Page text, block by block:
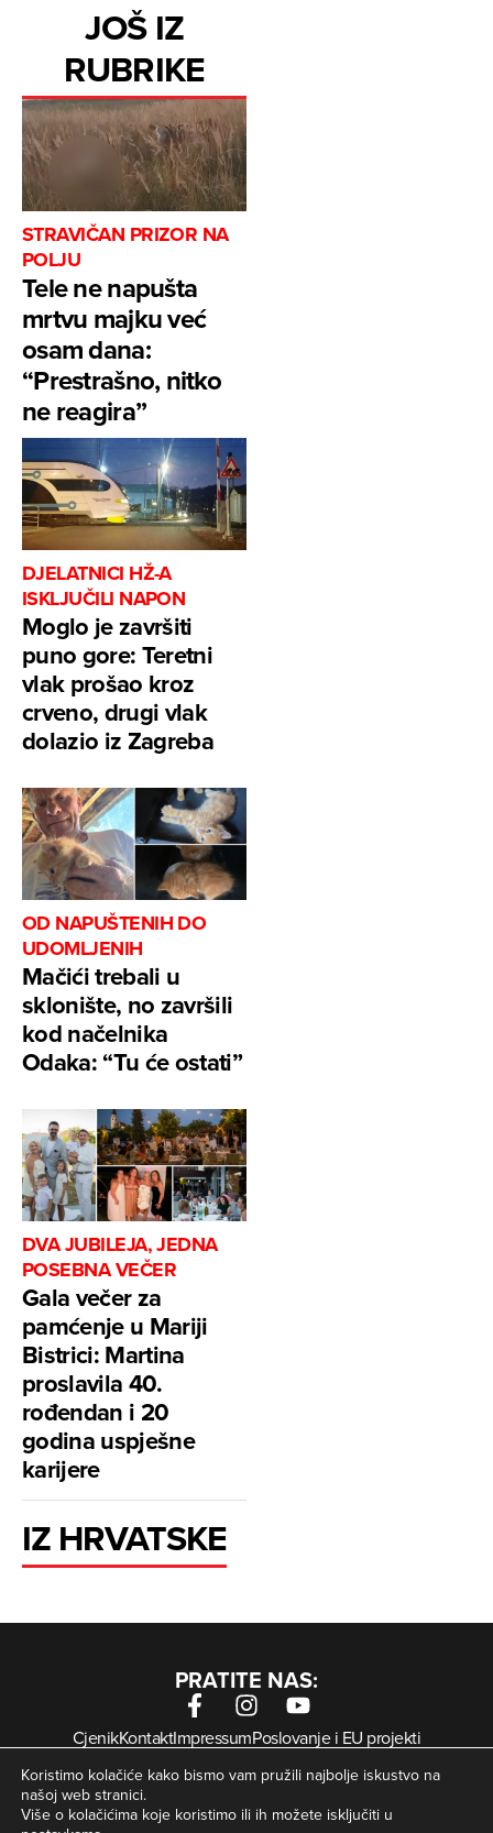
JOŠ IZ
RUBRIKE
STRAVIČAN PRIZOR NA
POLJU
Tele ne napušta
mrtvu majku već
osam dana:
“Prestrašno, nitko
ne reagira”
DJELATNICI HŽ-A
ISKLJUČILI NAPON
Moglo je završiti
puno gore: Teretni
vlak prošao kroz
crveno, drugi vlak
dolazio iz Zagreba
OD NAPUŠTENIH DO
UDOMLJENIH
Mačići trebali u
sklonište, no završili
kod načelnika
Odaka: “Tu će ostati”
DVA JUBILEJA, JEDNA
POSEBNA VEČER
Gala večer za
pamćenje u Mariji
Bistrici: Martina
proslavila 40.
rođendan i 20
godina uspješne
karijere
IZ HRVATSKE
PRATITE NAS:
CjenikKontaktImpressumPoslovanje i EU projekti
Arhiva digitalnih novina
Uvjeti korištenjaZaštita privatnosti
Kolačići
Koristimo kolačiće kako bismo vam pružili najbolje iskustvo na
našoj web stranici.
Više o kolačićima koje koristimo ili ih možete isključiti u